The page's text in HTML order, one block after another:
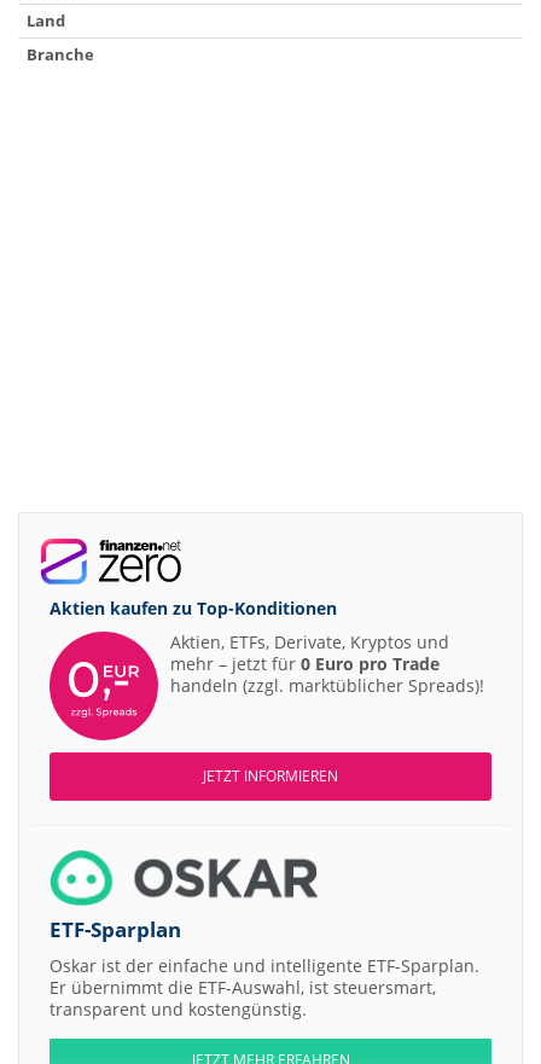
Land
Branche
Aktien kaufen zu Top-Konditionen
Aktien, ETFs, Derivate, Kryptos und
mehr – jetzt für 0 Euro pro Trade
handeln (zzgl. marktüblicher Spreads)!
JETZT INFORMIEREN
ETF-Sparplan
Oskar ist der einfache und intelligente ETF-Sparplan.
Er übernimmt die ETF-Auswahl, ist steuersmart,
transparent und kostengünstig.
JETZT MEHR ERFAHREN